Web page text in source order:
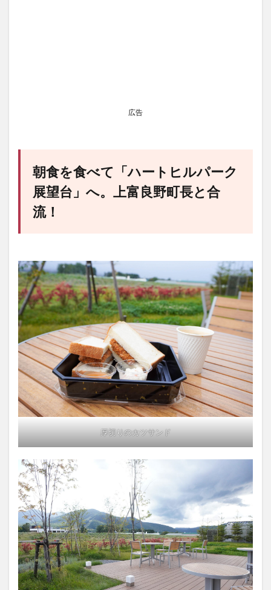
広告
朝食を食べて「ハートヒルパーク
展望台」へ。上富良野町長と合
流！
厚切りのカツサンド